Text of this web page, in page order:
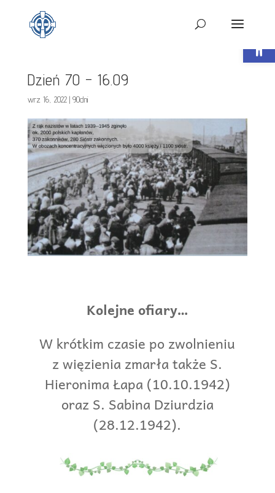
Dzień 70 – 16.09
wrz 16, 2022| 90dni
Kolejne ofiary…
W krótkim czasie po zwolnieniu
z więzienia zmarła także S.
Hieronima Łapa (10.10.1942)
oraz S. Sabina Dziurdzia
(28.12.1942).